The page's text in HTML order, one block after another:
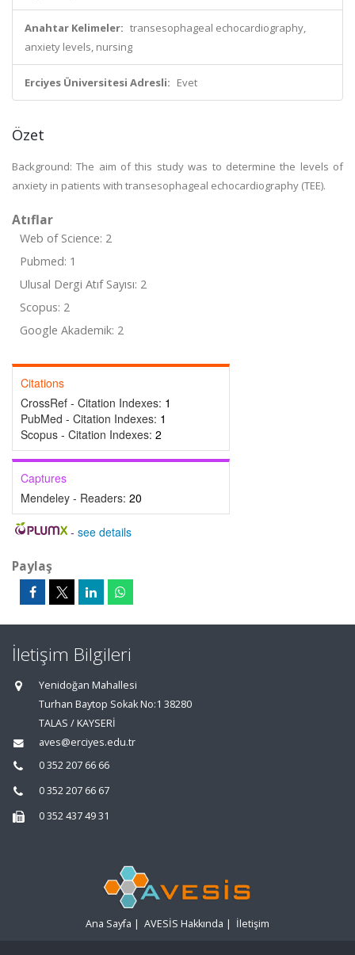
Anahtar Kelimeler: transesophageal echocardiography,
anxiety levels, nursing
Erciyes Üniversitesi Adresli: Evet
Özet
Background: The aim of this study was to determine the levels of
anxiety in patients with transesophageal echocardiography (TEE).
Atıflar
Web of Science: 2
Pubmed: 1
Ulusal Dergi Atıf Sayısı: 2
Scopus: 2
Google Akademik: 2
Citations
CrossRef - Citation Indexes: 1
PubMed - Citation Indexes: 1
Scopus - Citation Indexes: 2
Captures
Mendeley - Readers: 20
- see details
Paylaş
İletişim Bilgileri
Yenidoğan Mahallesi
Turhan Baytop Sokak No:1 38280
TALAS / KAYSERİ
aves@erciyes.edu.tr
0 352 207 66 66
0 352 207 66 67
0 352 437 49 31
Ana Sayfa | AVESİS Hakkında | İletişim